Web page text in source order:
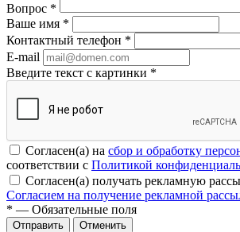
Вопрос *
Ваше имя *
Контактный телефон *
E-mail
Введите текст с картинки *
Согласен(а) на сбор и обработку
соответствии с Политикой
Согласен(а) получать рекламную
Согласием на получение рекламной
* — Обязательные поля
Отменить